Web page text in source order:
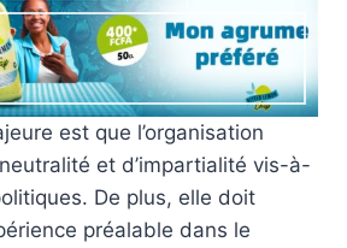
est que l’organisation
et d’impartialité vis-à-
De plus, elle doit
préalable dans le